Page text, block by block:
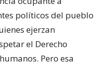
políticos del pueblo
ejerzan
el Derecho
Pero esa